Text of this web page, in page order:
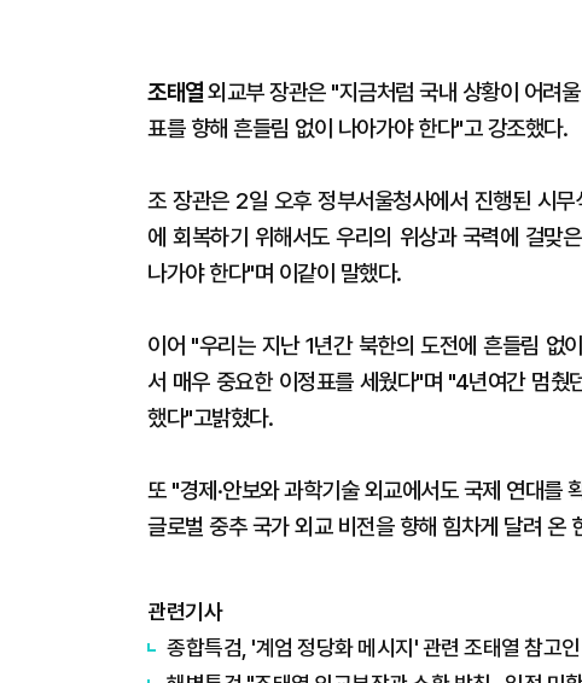
조태열외교부 장관은 "지금처럼 국내 상황이 어려
표를 향해 흔들림 없이 나아가야 한다"고 강조했다.
조 장관은 2일 오후 정부서울청사에서 진행된 시
에 회복하기 위해서도 우리의 위상과 국력에 걸맞
나가야 한다"며 이같이 말했다.
이어 "우리는 지난 1년간 북한의 도전에 흔들림 없
서 매우 중요한 이정표를 세웠다"며 "4년여간 멈췄
했다"고밝혔다.
또 "경제·안보와 과학기술 외교에서도 국제 연대를
글로벌 중추 국가 외교 비전을 향해 힘차게 달려 온
관련기사
종합특검, '계엄 정당화 메시지' 관련 조태열 참고